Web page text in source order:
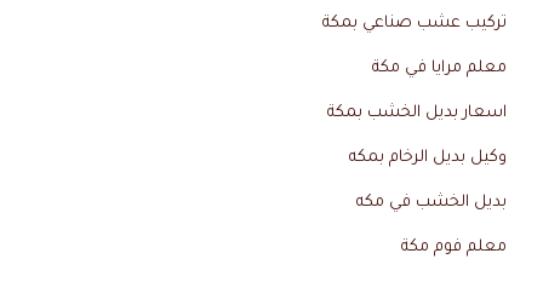
تركيب عشب صناعي بمكة
معلم مرايا في مكة
اسعار بديل الخشب بمكة
وكيل بديل الرخام بمكه
بديل الخشب في مكه
معلم فوم مكة